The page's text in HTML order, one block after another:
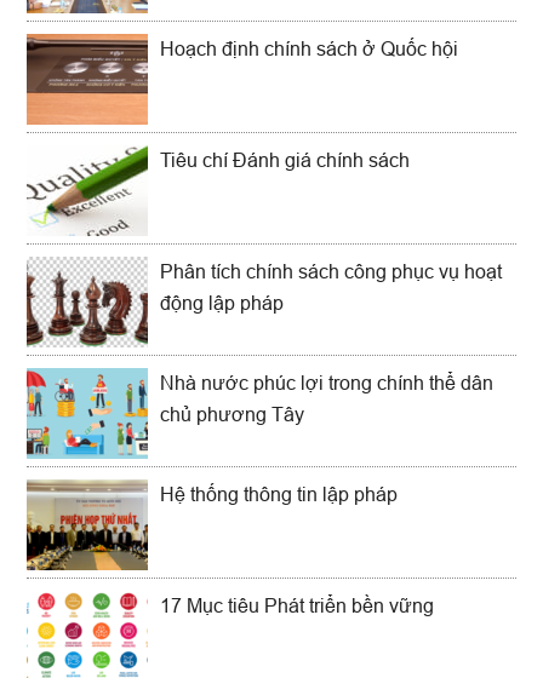
Hoạch định chính sách ở Quốc hội
Tiêu chí Đánh giá chính sách
Phân tích chính sách công phục vụ hoạt
động lập pháp
Nhà nước phúc lợi trong chính thể dân
chủ phương Tây
Hệ thống thông tin lập pháp
17 Mục tiêu Phát triển bền vững